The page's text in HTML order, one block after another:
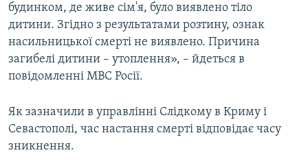
будинком, де живе сім'я, було виявлено тіло
дитини. Згідно з результатами розтину, ознак
насильницької смерті не виявлено. Причина
загибелі дитини –​ утоплення», –​ йдеться в
повідомленні МВС Росії.
Як зазначили в управлінні Слідкому в Криму і
Севастополі, час настання смерті відповідає часу
зникнення.